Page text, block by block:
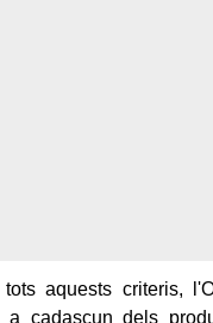
aquests criteris,
a cadascun dels